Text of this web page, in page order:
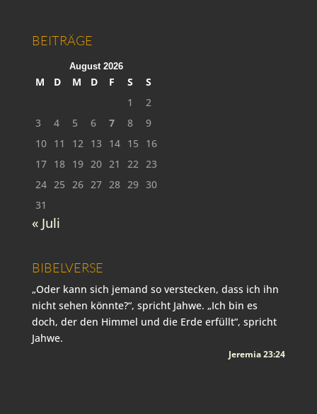
BEITRÄGE
August 2026
M D M D F S
S
1
2
3
4 5 6 7 8
9
10 11 12 13 14 15
16
17 18 19 20 21 22 23
24 25 26 27 28 29 30
31
« Juli
BIBELVERSE
„Oder kann sich jemand so verstecken, dass ich ihn
nicht sehen könnte?“, spricht Jahwe. „Ich bin es
doch, der den Himmel und die Erde erfüllt“, spricht
Jahwe.
Jeremia 23:24